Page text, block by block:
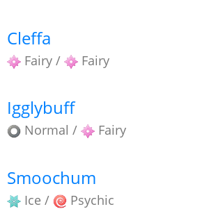
Cleffa
Fairy / Fairy
Igglybuff
Normal / Fairy
Smoochum
Ice / Psychic